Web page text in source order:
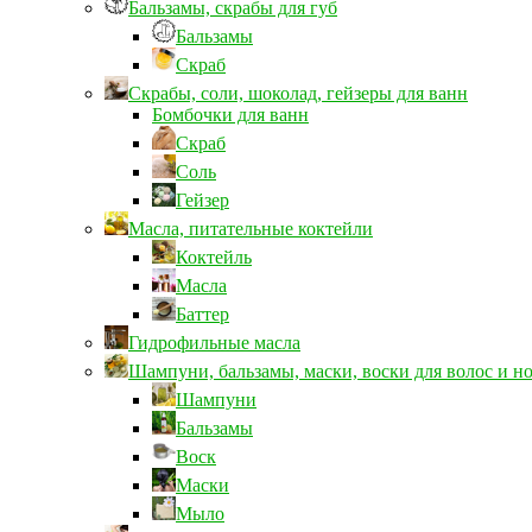
Бальзамы, скрабы для губ
Бальзамы
Скраб
Скрабы, соли, шоколад, гейзеры для ванн
Бомбочки для ванн
Скраб
Соль
Гейзер
Масла, питательные коктейли
Коктейль
Масла
Баттер
Гидрофильные масла
Шампуни, бальзамы, маски, воски для волос и
Шампуни
Бальзамы
Воск
Маски
Мыло